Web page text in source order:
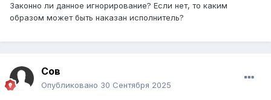
Законно ли данное игнорирование? Если нет, то каким
образом может быть наказан исполнитель?
Сов
Опубликовано 30 Сентября 2025